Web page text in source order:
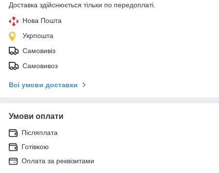
Доставка здійснюється тільки по передоплаті.
Нова Пошта
Укрпошта
Самовивіз
Самовивоз
Всі умови доставки
Умови оплати
Післяплата
Готівкою
Оплата за реквізитами